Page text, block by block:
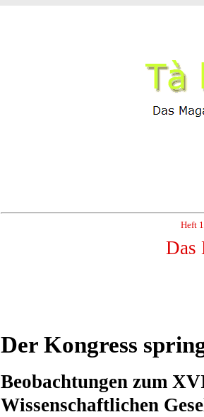
Heft
Das
Der Kongress
Beobachtungen zum
Wissenschaftlichen